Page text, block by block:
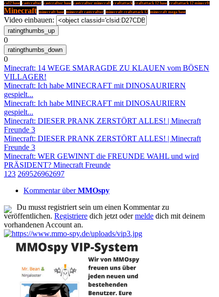
ca12 base castcrafter castcrafter base castcrafter minecraft craftattack craftattack 12 base craftattack 12 minecrft
Minecraft minecraft base minecraft castcrafter minecraft craftattack 12 minecraft mega base
Video einbauen:
0
0
Minecraft: 14 WEGE SMARAGDE ZU KLAUEN vom BÖSEN
VILLAGER!
Minecraft: Ich habe MINECRAFT mit DINOSAURIERN
gespielt...
Minecraft: Ich habe MINECRAFT mit DINOSAURIERN
gespielt...
Minecraft: DIESER PRANK ZERSTÖRT ALLES! | Minecraft
Freunde 3
Minecraft: DIESER PRANK ZERSTÖRT ALLES! | Minecraft
Freunde 3
Minecraft: WER GEWINNT die FREUNDE WAHL und wird
PRÄSIDENT? Minecraft Freunde
1 23 269526962697
Kommentar überMMOspy
Du musst registriert sein um einen Kommentar zu
veröffentlichen. Registriere dich jetzt odermelde dich mit deinem
vorhandenen Account an.